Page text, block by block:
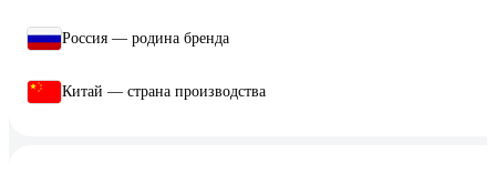
Россия — родина бренда
Китай — страна производства